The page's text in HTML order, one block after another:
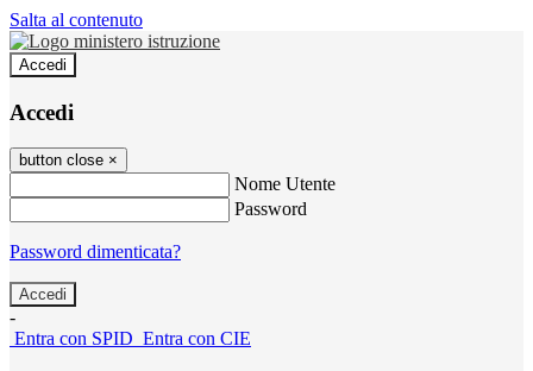
Salta al contenuto
Accedi
Accedi
button close ×
Nome Utente
Password
Password dimenticata?
-
Entra con SPID Entra con CIE